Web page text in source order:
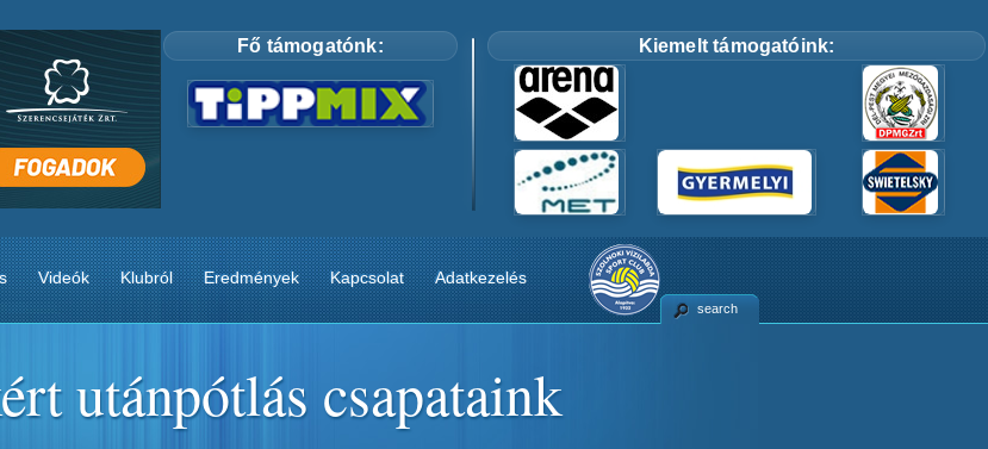
Fő támogatónk: Kiemelt támogatóink:
Videók Klubról Eredmények Kapcsolat Adatkezelés
search
utánpótlás csapataink